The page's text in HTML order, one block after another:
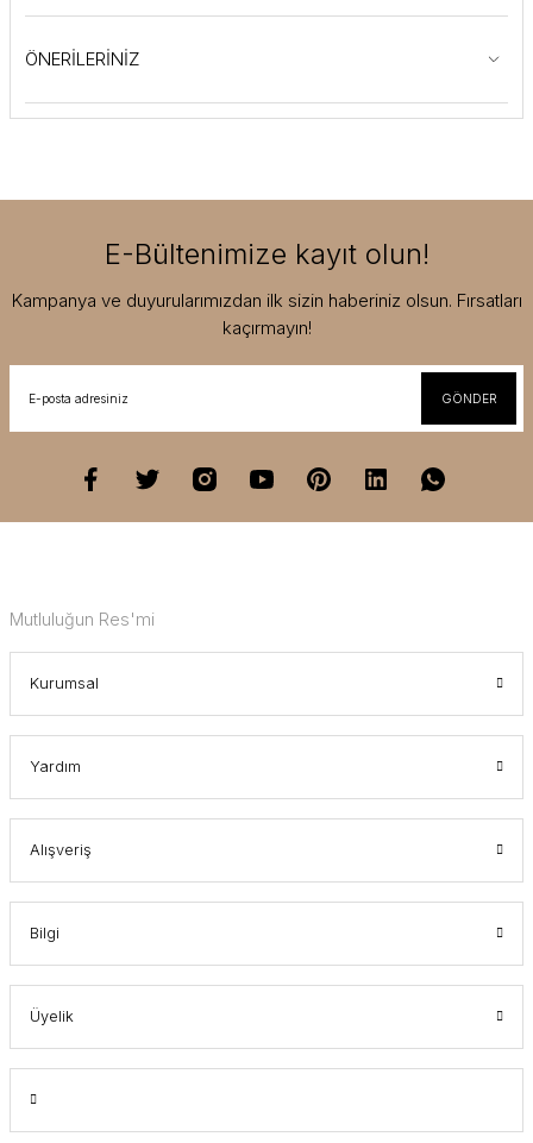
ÖNERİLERİNİZ
E-Bültenimize kayıt olun!
Kampanya ve duyurularımızdan ilk sizin haberiniz olsun. Fırsatları
kaçırmayın!
GÖNDER
Mutluluğun Res'mi
Kurumsal
Yardım
Alışveriş
Bilgi
Üyelik